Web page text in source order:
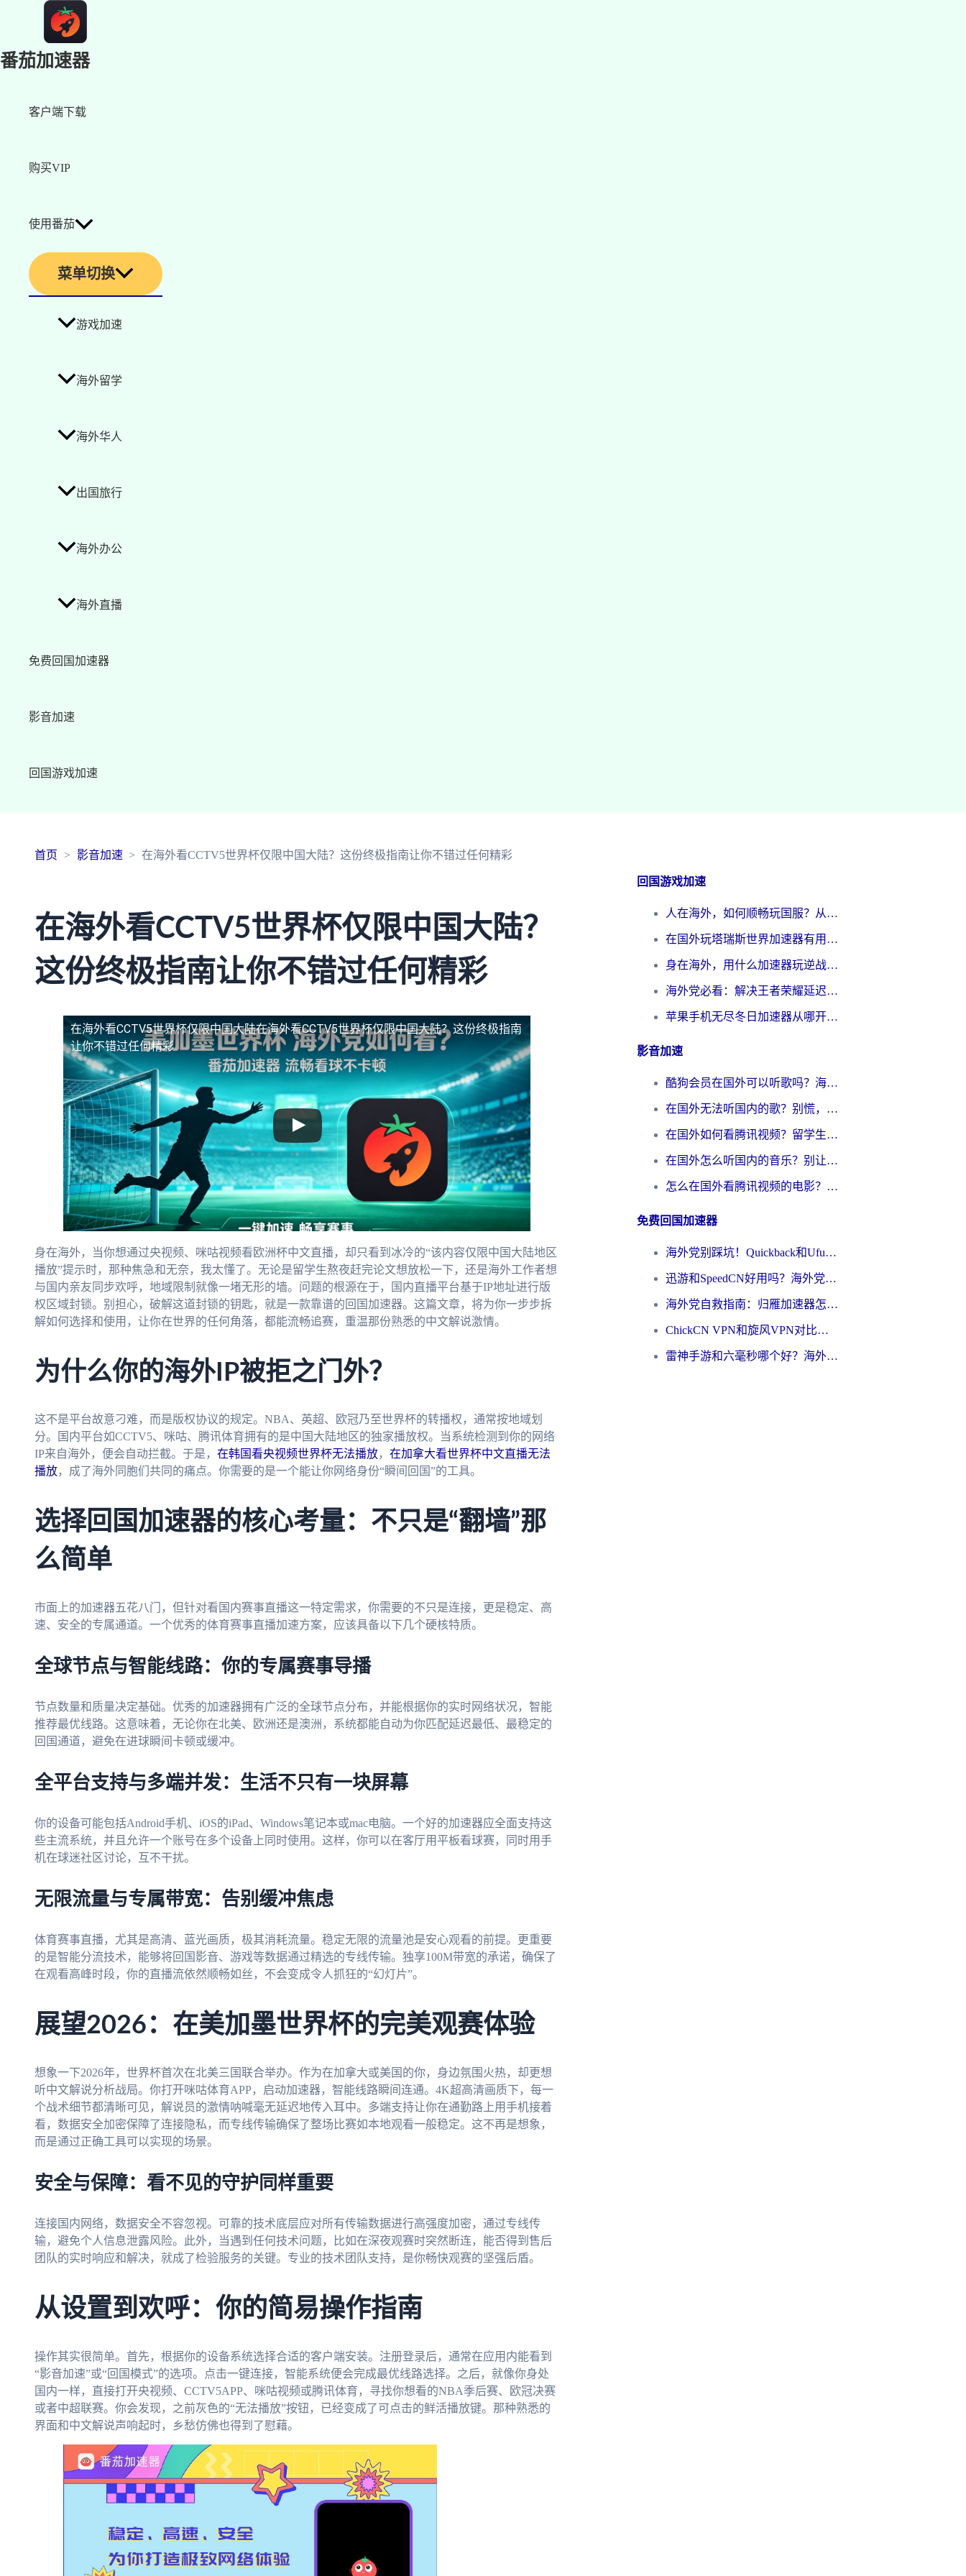
番茄加速器
客户端下载
购买VIP
使用番茄
菜单切换
游戏加速
海外留学
海外华人
出国旅行
海外办公
海外直播
免费回国加速器
影音加速
回国游戏加速
首页 影音加速 在海外看CCTV5世界杯仅限中国大陆？这份终极指南让你不错过任何精彩
在海外看CCTV5世界杯仅限中国大陆？
这份终极指南让你不错过任何精彩
在海外看CCTV5世界杯仅限中国大陆在海外看CCTV5世界杯仅限中国大陆？这份终极指南
让你不错过任何精彩
身在海外，当你想通过央视频、咪咕视频看欧洲杯中文直播，却只看到冰冷的“该内容仅限中国大陆地区
播放”提示时，那种焦急和无奈，我太懂了。无论是留学生熬夜赶完论文想放松一下，还是海外工作者想
与国内亲友同步欢呼，地域限制就像一堵无形的墙。问题的根源在于，国内直播平台基于IP地址进行版
权区域封锁。别担心，破解这道封锁的钥匙，就是一款靠谱的回国加速器。这篇文章，将为你一步步拆
解如何选择和使用，让你在世界的任何角落，都能流畅追赛，重温那份熟悉的中文解说激情。
为什么你的海外IP被拒之门外？
这不是平台故意刁难，而是版权协议的规定。NBA、英超、欧冠乃至世界杯的转播权，通常按地域划
分。国内平台如CCTV5、咪咕、腾讯体育拥有的是中国大陆地区的独家播放权。当系统检测到你的网络
IP来自海外，便会自动拦截。于是， 在韩国看央视频世界杯无法播放， 在加拿大看世界杯中文直播无法
播放，成了海外同胞们共同的痛点。你需要的是一个能让你网络身份“瞬间回国”的工具。
选择回国加速器的核心考量：不只是“翻墙”那
么简单
市面上的加速器五花八门，但针对看国内赛事直播这一特定需求，你需要的不只是连接，更是稳定、高
速、安全的专属通道。一个优秀的体育赛事直播加速方案，应该具备以下几个硬核特质。
全球节点与智能线路：你的专属赛事导播
节点数量和质量决定基础。优秀的加速器拥有广泛的全球节点分布，并能根据你的实时网络状况，智能
推荐最优线路。这意味着，无论你在北美、欧洲还是澳洲，系统都能自动为你匹配延迟最低、最稳定的
回国通道，避免在进球瞬间卡顿或缓冲。
全平台支持与多端并发：生活不只有一块屏幕
你的设备可能包括Android手机、iOS的iPad、Windows笔记本或mac电脑。一个好的加速器应全面支持这
些主流系统，并且允许一个账号在多个设备上同时使用。这样，你可以在客厅用平板看球赛，同时用手
机在球迷社区讨论，互不干扰。
无限流量与专属带宽：告别缓冲焦虑
体育赛事直播，尤其是高清、蓝光画质，极其消耗流量。稳定无限的流量池是安心观看的前提。更重要
的是智能分流技术，能够将回国影音、游戏等数据通过精选的专线传输。独享100M带宽的承诺，确保了
在观看高峰时段，你的直播流依然顺畅如丝，不会变成令人抓狂的“幻灯片”。
展望2026：在美加墨世界杯的完美观赛体验
想象一下2026年，世界杯首次在北美三国联合举办。作为在加拿大或美国的你，身边氛围火热，却更想
听中文解说分析战局。你打开咪咕体育APP，启动加速器，智能线路瞬间连通。4K超高清画质下，每一
个战术细节都清晰可见，解说员的激情呐喊毫无延迟地传入耳中。多端支持让你在通勤路上用手机接着
看，数据安全加密保障了连接隐私，而专线传输确保了整场比赛如本地观看一般稳定。这不再是想象，
而是通过正确工具可以实现的场景。
安全与保障：看不见的守护同样重要
连接国内网络，数据安全不容忽视。可靠的技术底层应对所有传输数据进行高强度加密，通过专线传
输，避免个人信息泄露风险。此外，当遇到任何技术问题，比如在深夜观赛时突然断连，能否得到售后
团队的实时响应和解决，就成了检验服务的关键。专业的技术团队支持，是你畅快观赛的坚强后盾。
从设置到欢呼：你的简易操作指南
操作其实很简单。首先，根据你的设备系统选择合适的客户端安装。注册登录后，通常在应用内能看到
“影音加速”或“回国模式”的选项。点击一键连接，智能系统便会完成最优线路选择。之后，就像你身处
国内一样，直接打开央视频、CCTV5APP、咪咕视频或腾讯体育，寻找你想看的NBA季后赛、欧冠决赛
或者中超联赛。你会发现，之前灰色的“无法播放”按钮，已经变成了可点击的鲜活播放键。那种熟悉的
界面和中文解说声响起时，乡愁仿佛也得到了慰藉。
回国游戏加速
人在海外，如何顺畅玩国服？从《王者荣耀》到《云图计划》的加速器终极指南
在国外玩塔瑞斯世界加速器有用吗？海外玩家亲测后的真实答案
身在海外，用什么加速器玩逆战才能告别延迟？
海外党必看：解决王者荣耀延迟的加速器终极指南——从EVE到猫和老鼠，一个工具全搞定
苹果手机无尽冬日加速器从哪开启？海外玩家的冬日生存指南
影音加速
酷狗会员在国外可以听歌吗？海外党亲测有效：3步解决音乐权限难题
在国外无法听国内的歌？别慌，这样操作就能畅听QQ音乐（附亲测加速器推荐）
在国外如何看腾讯视频？留学生亲测有效的回国加速方案
在国外怎么听国内的音乐？别让版权限制断了你的华语歌单
怎么在国外看腾讯视频的电影？海外党亲测有效的回国加速指南
免费回国加速器
海外党别踩坑！Quickback和UfunR好用吗？选对回国加速器才能无缝刷国内资源
迅游和SpeedCN好用吗？海外党如何破解那道看不见的墙
海外党自救指南：归雁加速器怎么样？教你避开坑实现国内资源无缝访问
ChickCN VPN和旋风VPN对比哪个回国效果更好？海外用户的选择困境与出路
雷神手游和六毫秒哪个好？海外党如何真正解锁国内资源